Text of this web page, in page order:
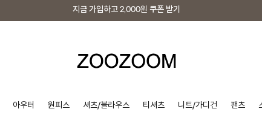
지금 가입하고 2,000원 쿠폰 받기
아우터 원피스 셔츠/블라우스 티셔츠 니트/가디건 팬츠